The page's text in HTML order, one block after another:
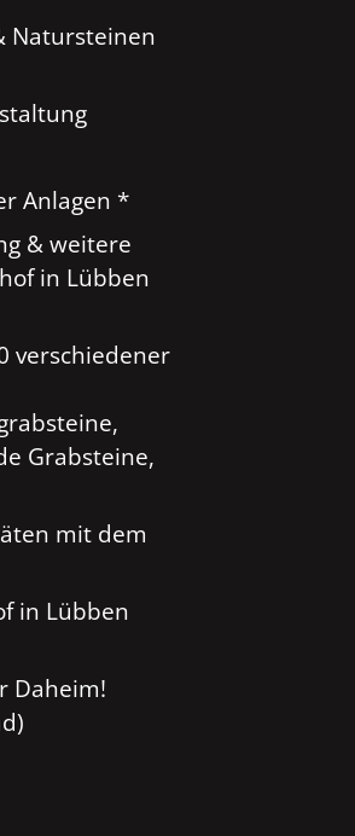
Natursteinen
Anlagen *
& weitere
in Lübben
verschiedener
Grabsteine,
mit dem
in Lübben
Daheim!